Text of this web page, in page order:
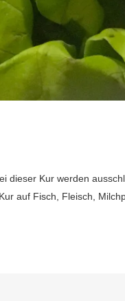
dieser Kur werden
auf Fisch, Fleisch,